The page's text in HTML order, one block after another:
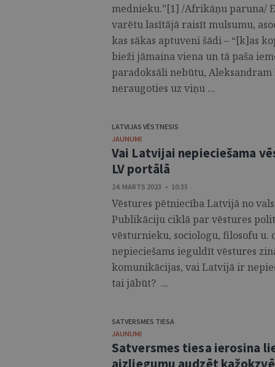
mednieku.”[1] /Afrikāņu paruna/
varētu lasītājā raisīt mulsumu,
kas sākas aptuveni šādi – “[k]as
bieži jāmaina viena un tā paša
paradoksāli nebūtu,
neraugoties uz viņu ...
LATVIJAS VĒSTNESIS
JAUNUMI
Vai Latvijai nepieciešama
LV portālā
24. MARTS 2023 • 10:35
Vēstures pētniecība Latvijā no
Publikāciju ciklā par vēstures
vēsturnieku, sociologu, filosofu
nepieciešams ieguldīt vēstures
komunikācijas, vai Latvijā ir
tai jābūt? ...
SATVERSMES TIESA
JAUNUMI
Satversmes tiesa ierosina
aizliegumu audzēt